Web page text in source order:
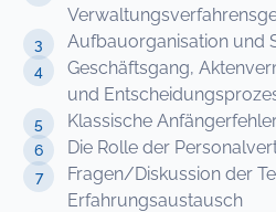
Aufbauorganisation und
Geschäftsgang,
und
Klassische
Die Rolle der
Fragen/Diskussion der
Erfahrungsaustausch